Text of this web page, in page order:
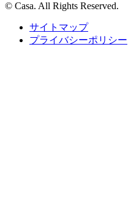
© Casa. All Rights Reserved.
サイトマップ
プライバシーポリシー